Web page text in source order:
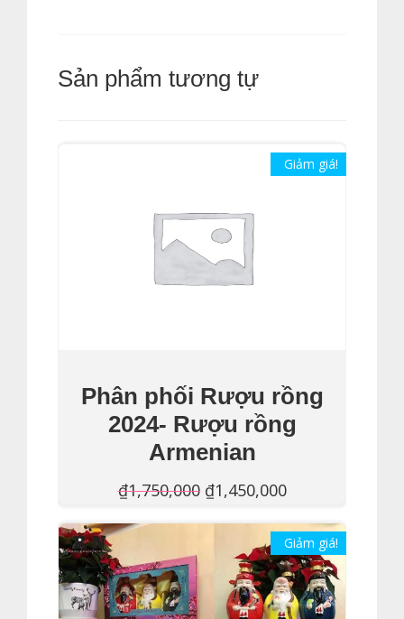
Sản phẩm tương tự
Giảm giá!
Phân phối Rượu rồng
2024- Rượu rồng
Armenian
₫1,750,000 Giá
gốc
₫1,750,000.
₫1,450,000Giá
hiện
tại
là:
₫1,450,000.
Giảm giá!